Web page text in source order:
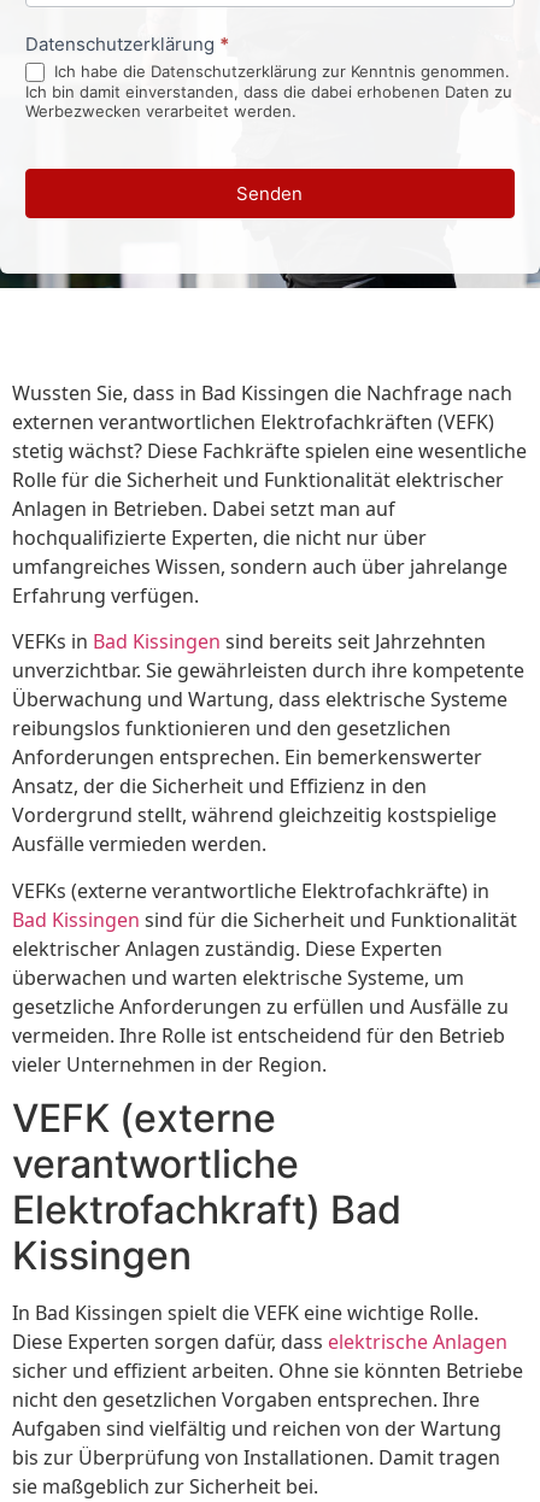
Datenschutzerklärung *
Ich habe die Datenschutzerklärung zur Kenntnis genommen.
Ich bin damit einverstanden, dass die dabei erhobenen Daten zu
Werbezwecken verarbeitet werden.
Senden
Wussten Sie, dass in Bad Kissingen die Nachfrage nach
externen verantwortlichen Elektrofachkräften (VEFK)
stetig wächst? Diese Fachkräfte spielen eine wesentliche
Rolle für die Sicherheit und Funktionalität elektrischer
Anlagen in Betrieben. Dabei setzt man auf
hochqualifizierte Experten, die nicht nur über
umfangreiches Wissen, sondern auch über jahrelange
Erfahrung verfügen.
VEFKs in Bad Kissingen sind bereits seit Jahrzehnten
unverzichtbar. Sie gewährleisten durch ihre kompetente
Überwachung und Wartung, dass elektrische Systeme
reibungslos funktionieren und den gesetzlichen
Anforderungen entsprechen. Ein bemerkenswerter
Ansatz, der die Sicherheit und Effizienz in den
Vordergrund stellt, während gleichzeitig kostspielige
Ausfälle vermieden werden.
VEFKs (externe verantwortliche Elektrofachkräfte) in
Bad Kissingen sind für die Sicherheit und Funktionalität
elektrischer Anlagen zuständig. Diese Experten
überwachen und warten elektrische Systeme, um
gesetzliche Anforderungen zu erfüllen und Ausfälle zu
vermeiden. Ihre Rolle ist entscheidend für den Betrieb
vieler Unternehmen in der Region.
VEFK (externe
verantwortliche
Elektrofachkraft) Bad
Kissingen
In Bad Kissingen spielt die VEFK eine wichtige Rolle.
Diese Experten sorgen dafür, dass elektrische Anlagen
sicher und effizient arbeiten. Ohne sie könnten Betriebe
nicht den gesetzlichen Vorgaben entsprechen. Ihre
Aufgaben sind vielfältig und reichen von der Wartung
bis zur Überprüfung von Installationen. Damit tragen
sie maßgeblich zur Sicherheit bei.